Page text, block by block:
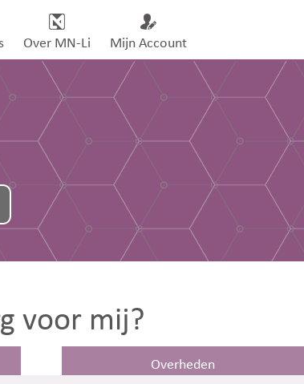
Over MN-Li Mijn Account
voor mij?
Overheden